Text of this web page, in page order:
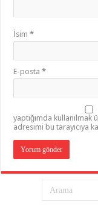
İsim*
E-posta*
yaptığımda
adresimi bu tarayıcıya